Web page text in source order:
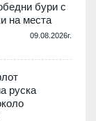
бури с
на места
09.08.2026г.
руска